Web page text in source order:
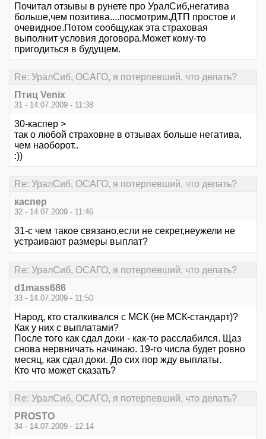
Почитал отзывы в рунете про УралСиб,негатива
больше,чем позитива....посмотрим.ДТП простое и
очевидное.Потом сообщу,как эта страховая
выполнит условия договора.Может кому-то
пригодиться в будущем.
Re: УралСиб, ОСАГО, я потерпевший, что делать?
Птиц Venix
31 - 14.07.2009 - 11:38
30-каспер >
так о любой страховне в отзывах больше негатива,
чем наоборот..
:))
Re: УралСиб, ОСАГО, я потерпевший, что делать?
каспер
32 - 14.07.2009 - 11:46
31-с чем такое связано,если не секрет,неужели не
устраивают размеры выплат?
Re: УралСиб, ОСАГО, я потерпевший, что делать?
d1mass686
33 - 14.07.2009 - 11:50
Народ, кто сталкивался с МСК (не МСК-стандарт)?
Как у них с выплатами?
После того как сдал доки - как-то расслабился. Щаз
снова нервничать начинаю. 19-го числа будет ровно
месяц, как сдал доки. До сих пор жду выплаты.
Кто что может сказать?
Re: УралСиб, ОСАГО, я потерпевший, что делать?
PROSTO
34 - 14.07.2009 - 12:14